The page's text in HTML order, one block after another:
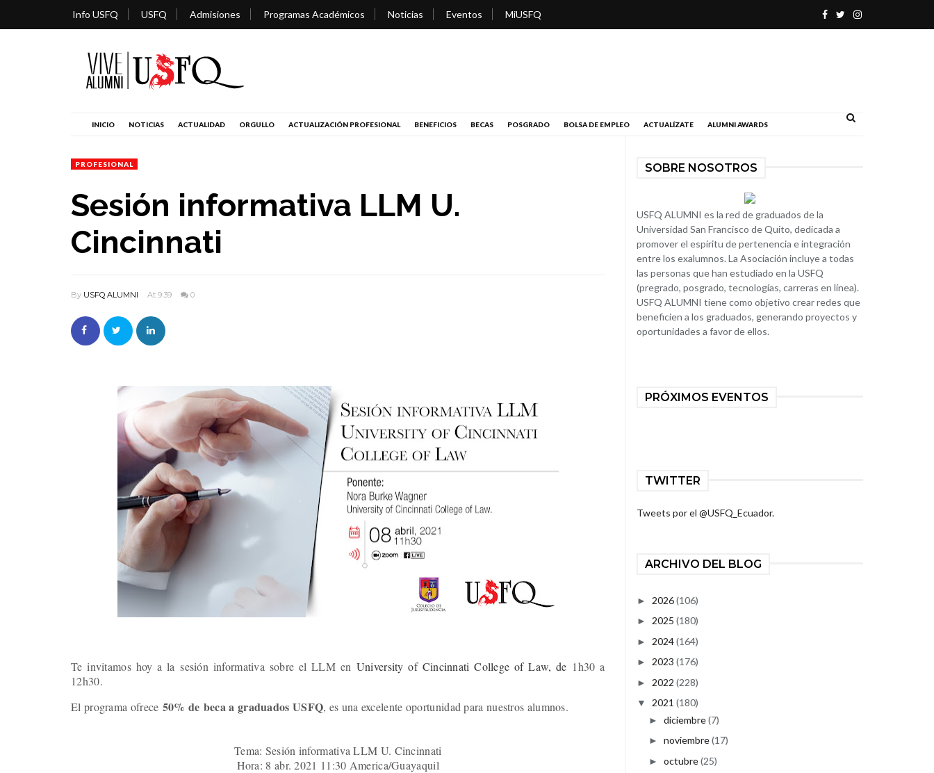
Info USFQ USFQ Admisiones Programas Académicos Noticias Eventos MiUSFQ
INICIO NOTICIAS ACTUALIDAD ORGULLO ACTUALIZACIÓN PROFESIONAL BENEFICIOS BECAS POSGRADO BOLSA DE EMPLEO ACTUALÍZATE ALUMNI AWARDS
PROFESIONAL
Sesión informativa LLM U.
Cincinnati
By USFQ ALUMNI At 9:39 0
Te invitamos hoy a la sesión informativa sobre el LLM en University of Cincinnati College of Law, de 1h30 a
12h30.
El programa ofrece 50% de beca a graduados USFQ, es una excelente oportunidad para nuestros alumnos.
Tema: Sesión informativa LLM U. Cincinnati
Hora: 8 abr. 2021 11:30 America/Guayaquil
SOBRE NOSOTROS
USFQ ALUMNI es la red de graduados de la
Universidad San Francisco de Quito, dedicada a
promover el espíritu de pertenencia e integración
entre los exalumnos. La Asociación incluye a todas
las personas que han estudiado en la USFQ
(pregrado, posgrado, tecnologías, carreras en línea).
USFQ ALUMNI tiene como objetivo crear redes que
beneficien a los graduados, generando proyectos y
oportunidades a favor de ellos.
PRÓXIMOS EVENTOS
TWITTER
Tweets por el @USFQ_Ecuador.
ARCHIVO DEL BLOG
► 2026(106)
► 2025 (180)
► 2024(164)
► 2023 (176)
► 2022 (228)
▼ 2021 (180)
► diciembre(7)
► noviembre(17)
► octubre(25)